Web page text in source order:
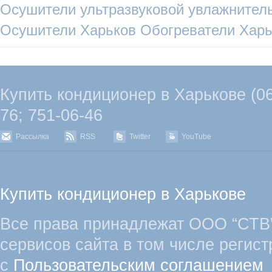
Осушители ультразвуковой
Осушители Харьков Обогреватели
Купить кондиционер в Харькове
76; 751-06-46
Рассылка RSS Twitter YouTube
Купить кондиционер в Харькове
Все права принадлежат ООО
сервисов сайта в том числе
с Пользовательским соглашением